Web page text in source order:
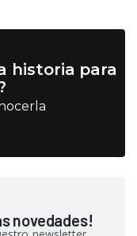
historia para
novedades!